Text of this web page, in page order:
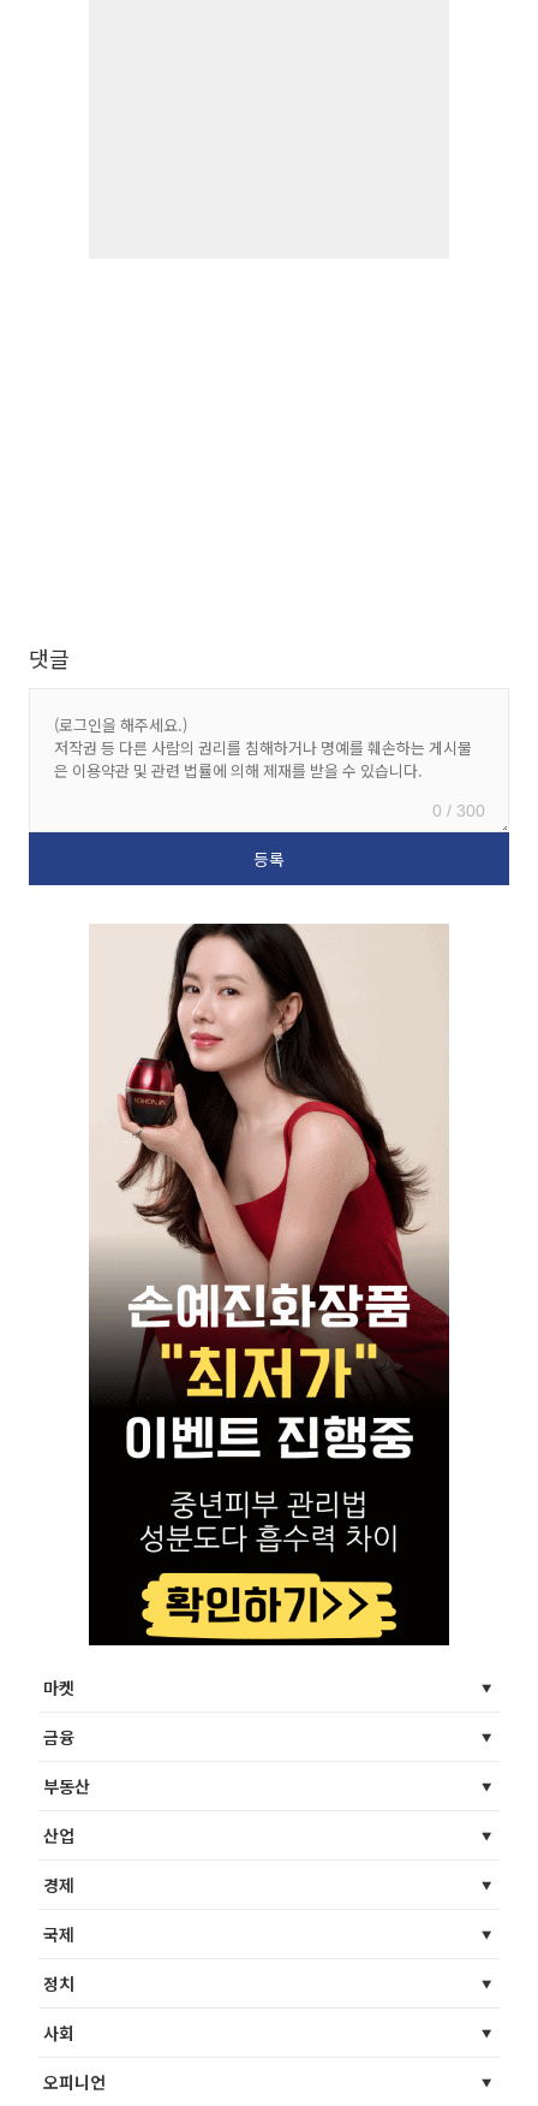
댓글
0 / 300
마켓
금융
부동산
산업
경제
국제
정치
사회
오피니언